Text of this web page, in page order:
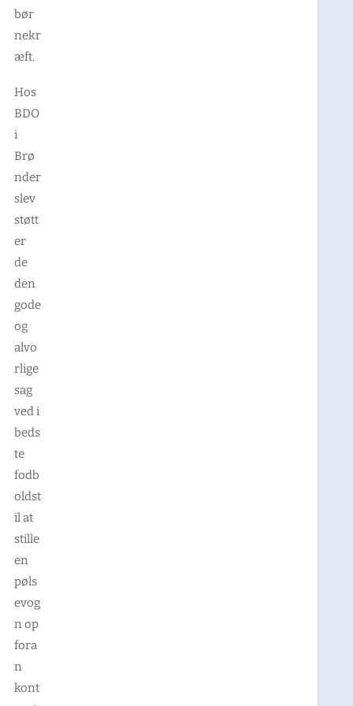
bør
nekr
æft.
Hos
BDO
i
Brø
nder
slev
støtt
er
de
den
gode
og
alvo
rlige
sag
ved i
beds
te
fodb
oldst
il at
stille
en
pøls
evog
n op
fora
n
kont